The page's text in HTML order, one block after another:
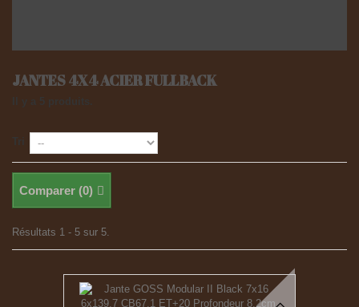
JANTES 4X4 ACIER FULLBACK
Il y a 5 produits.
Comparer (0)
Résultats 1 - 5 sur 5.